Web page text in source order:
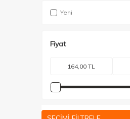
Yeni
Fiyat